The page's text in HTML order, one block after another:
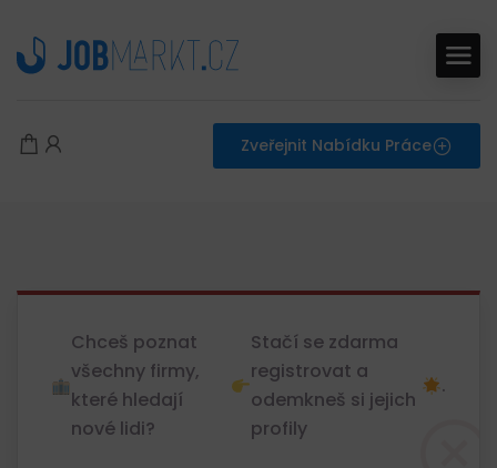
Zveřejnit Nabídku Práce
Chceš poznat
všechny firmy,
které hledají
nové lidi?
Stačí se zdarma
registrovat a
odemkneš si jejich
profily
.